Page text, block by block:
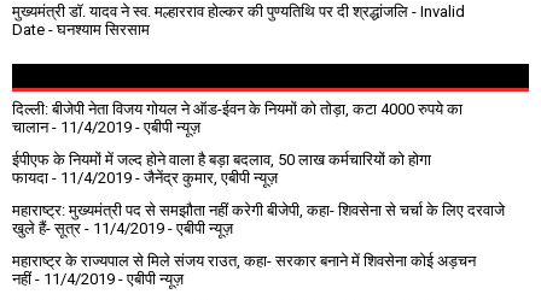
मुख्यमंत्री डॉ. यादव ने स्व. मल्हारराव होल्कर की पुण्यतिथि पर दी श्रद्धांजलि - Invalid
Date - घनश्याम सिरसाम
दिल्ली: बीजेपी नेता विजय गोयल ने ऑड-ईवन के नियमों को तोड़ा, कटा 4000 रुपये का
चालान- 11/4/2019 - एबीपी न्यूज़
ईपीएफ के नियमों में जल्द होने वाला है बड़ा बदलाव, 50 लाख कर्मचारियों को होगा
फायदा - 11/4/2019 - जैनेंद्र कुमार, एबीपी न्यूज़
महाराष्ट्र: मुख्यमंत्री पद से समझौता नहीं करेगी बीजेपी, कहा- शिवसेना से चर्चा के लिए दरवाजे
खुले हैं- सूत्र - 11/4/2019 - एबीपी न्यूज़
महाराष्ट्र के राज्यपाल से मिले संजय राउत, कहा- सरकार बनाने में शिवसेना कोई अड़चन
नहीं- 11/4/2019 - एबीपी न्यूज़